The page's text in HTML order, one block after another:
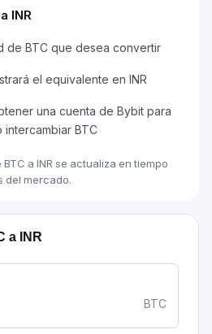
INR
de BTC que desea convertir
el equivalente en INR
una cuenta de Bybit para
BTC
a INR se actualiza en tiempo
del mercado.
a INR
BTC